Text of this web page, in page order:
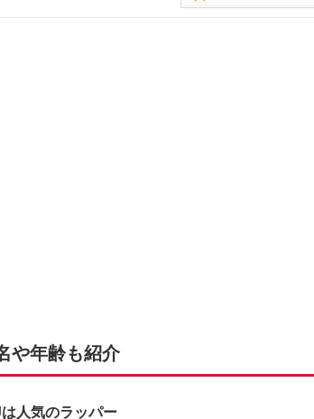
や年齢も紹介
人気のラッパー